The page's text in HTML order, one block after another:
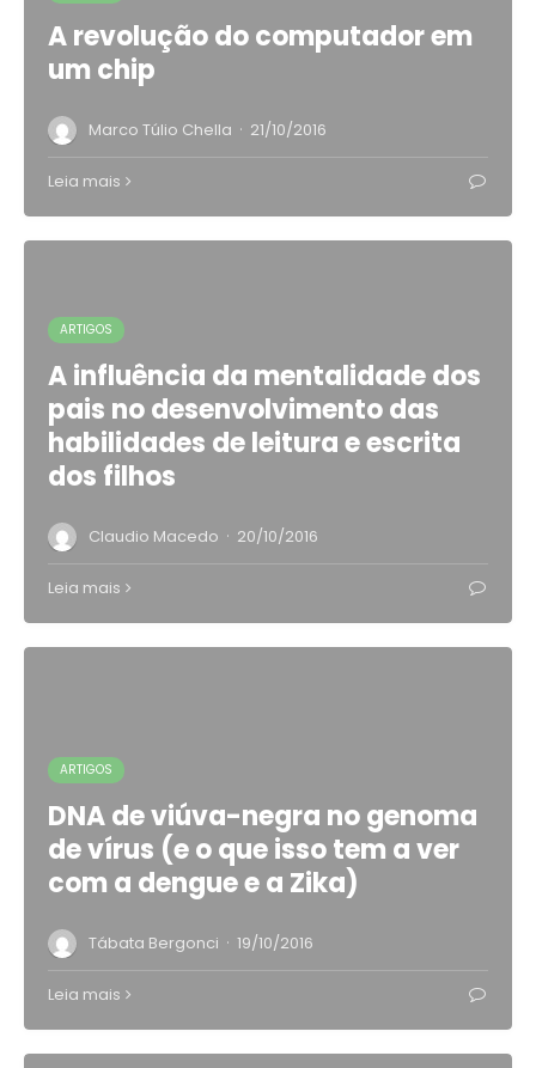
A revolução do computador em
um chip
Marco Túlio Chella · 21/10/2016
Leia mais
ARTIGOS
A influência da mentalidade dos
pais no desenvolvimento das
habilidades de leitura e escrita
dos filhos
Claudio Macedo · 20/10/2016
Leia mais
ARTIGOS
DNA de viúva-negra no genoma
de vírus (e o que isso tem a ver
com a dengue e a Zika)
Tábata Bergonci · 19/10/2016
Leia mais